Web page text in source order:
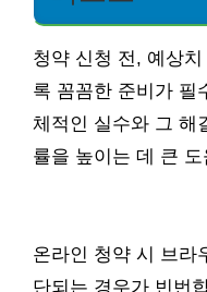
청약 신청 전, 예상
록 꼼꼼한 준비가 필
체적인 실수와 그 해
률을 높이는 데 큰
온라인 청약 시 브라
단되는 경우가 빈번